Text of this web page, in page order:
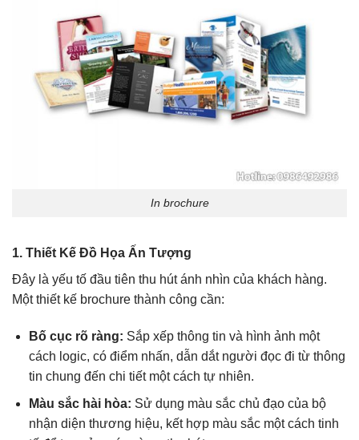
In brochure
1. Thiết Kế Đồ Họa Ấn Tượng
Đây là yếu tố đầu tiên thu hút ánh nhìn của khách hàng.
Một thiết kế brochure thành công cần:
Bố cục rõ ràng: Sắp xếp thông tin và hình ảnh một
cách logic, có điểm nhấn, dẫn dắt người đọc đi từ thông
tin chung đến chi tiết một cách tự nhiên.
Màu sắc hài hòa: Sử dụng màu sắc chủ đạo của bộ
nhận diện thương hiệu, kết hợp màu sắc một cách tinh